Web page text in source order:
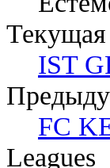
Текущая
IST
FC
Leagues